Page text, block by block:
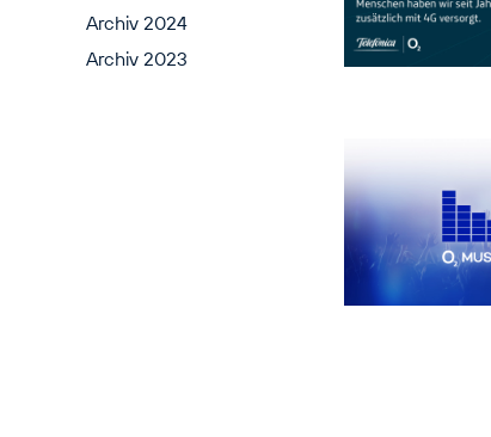
Archiv 2024
Archiv 2023